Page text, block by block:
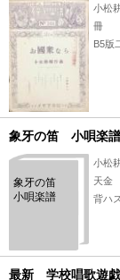
小松
冊
B5版
象牙の笛 小唄楽譜
象牙の笛
小唄楽譜
小松
天金
背ハ
最新 学校唱歌遊